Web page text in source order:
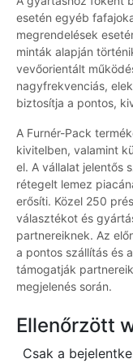
esetén egyéb
megrendelések
minták alapján
vevőorientált
nagyfrekvenciás,
biztosítja a pontos,
A Furnér-Pack
kivitelben, valamint
el. A vállalat jelentős
rétegelt lemez
erősíti. Közel 250
választékot és
partnereiknek. Az
a pontos szállítás és
támogatják
megjelenés során.
Ellenőrzött
Csak a